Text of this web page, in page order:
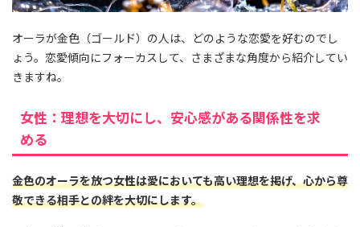
オーラが金色（ゴールド）の人は、どのような恋愛を好むのでし
ょう。恋愛傾向にフォーカスして、さまざまな角度から紹介してい
きますね。
女性：理想を大切にし、安心感がある関係性を求
める
金色のオーラを放つ女性は愛においても高い理想を掲げ、心から尊
敬できる相手との絆を大切にします。